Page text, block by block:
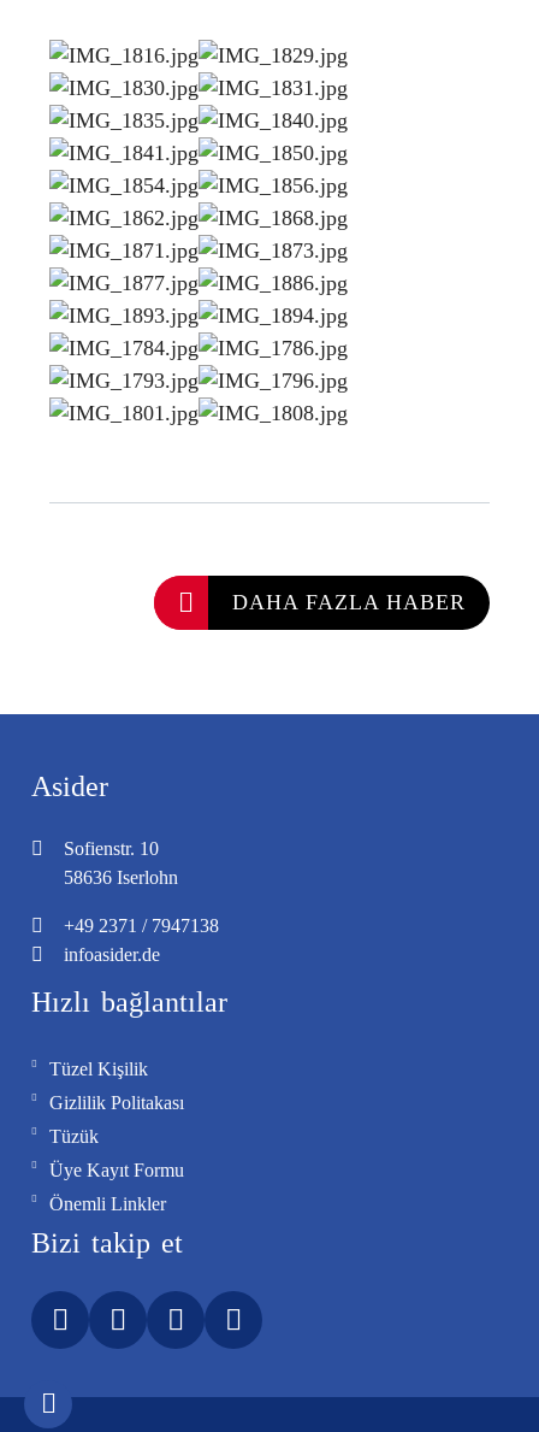
DAHA FAZLA HABER
Asider
Sofienstr. 10
58636 Iserlohn
+49 2371 / 7947138
infoasider.de
Hızlı bağlantılar
Tüzel Kişilik
Gizlilik Politakası
Tüzük
Üye Kayıt Formu
Önemli Linkler
Bizi takip et